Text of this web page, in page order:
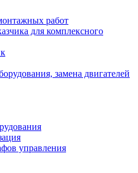
работ
для комплексного
замена двигателей
управления